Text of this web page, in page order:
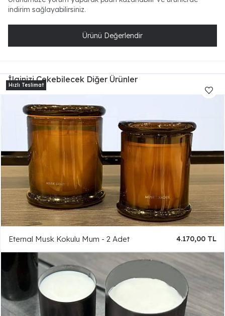
indirim sağlayabilirsiniz.
Ürünü Değerlendir
İlginizi Çekebilecek Diğer Ürünler
Eternal Musk Kokulu Mum - 2 Adet 4.170,00 TL